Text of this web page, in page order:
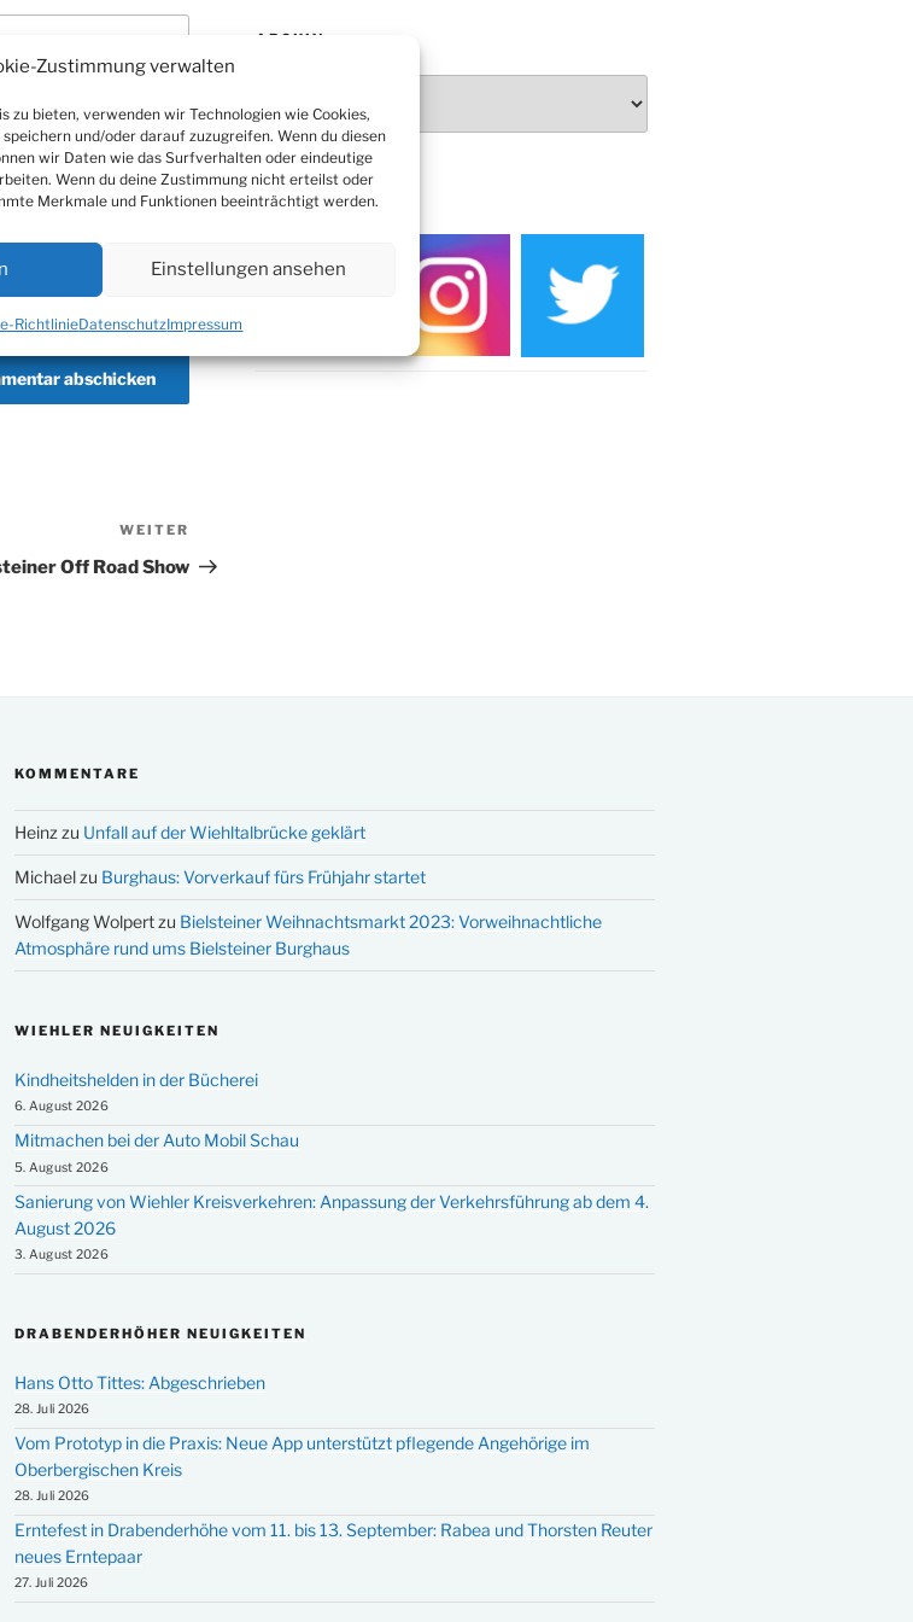
Zustimmung verwalten
zu bieten, verwenden wir Technologien wie Cookies,
und/oder darauf zuzugreifen. Wenn du diesen
wir Daten wie das Surfverhalten oder eindeutige
Wenn du deine Zustimmung nicht erteilst oder
Merkmale und Funktionen beeinträchtigt werden.
Einstellungen ansehen
RichtlinieDatenschutzImpressum
Beitrag
WEITER
Off Road Show
ARCHIV
SOZIALE MEDIEN
KOMMENTARE
Heinz zu Unfall auf der Wiehltalbrücke geklärt
Michaelzu Burghaus: Vorverkauf fürs Frühjahr startet
Wolfgang Wolpertzu Bielsteiner Weihnachtsmarkt 2023: Vorweihnachtliche
Atmosphäre rund ums Bielsteiner Burghaus
WIEHLER NEUIGKEITEN
Kindheitshelden in der Bücherei
6. August 2026
Mitmachen bei der Auto Mobil Schau
5. August 2026
Sanierung von Wiehler Kreisverkehren: Anpassung der Verkehrsführung ab dem 4.
August 2026
3. August 2026
DRABENDERHÖHER NEUIGKEITEN
Hans Otto Tittes: Abgeschrieben
28. Juli 2026
Vom Prototyp in die Praxis: Neue App unterstützt pflegende Angehörige im
Oberbergischen Kreis
28. Juli 2026
Erntefest in Drabenderhöhe vom 11. bis 13. September: Rabea und Thorsten Reuter
neues Erntepaar
27. Juli 2026